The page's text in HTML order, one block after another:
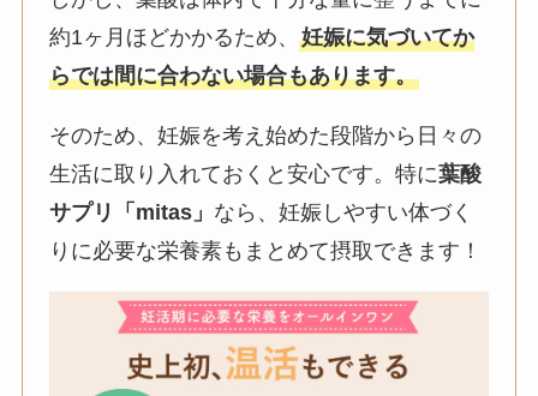
約1ヶ月ほどかかるため、妊娠に気づいてか
らでは間に合わない場合もあります。
そのため、妊娠を考え始めた段階から日々の
生活に取り入れておくと安心です。特に葉酸
サプリ「mitas」 なら、妊娠しやすい体づく
りに必要な栄養素もまとめて摂取できます！